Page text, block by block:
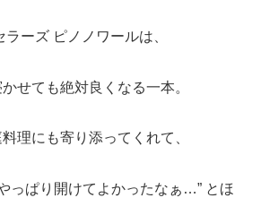
ーズ ピノノワールは、
せても絶対良くなる一本。
理にも寄り添ってくれて、
っぱり開けてよかったなぁ…” とほ